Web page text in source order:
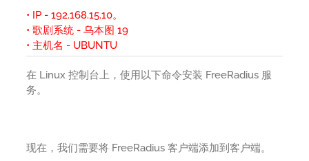
• IP - 192.168.15.10。
• 歌剧系统 - 乌本图 19
• 主机名 - UBUNTU
在 Linux 控制台上，使用以下命令安装 FreeRadius 服
务。
现在，我们需要将 FreeRadius 客户端添加到客户端。